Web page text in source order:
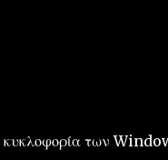
κυκλοφορία των